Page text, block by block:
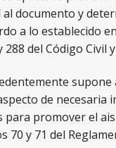
documento y
a lo establecido
del Código Civil
de necesaria
para promover el
70 y 71 del